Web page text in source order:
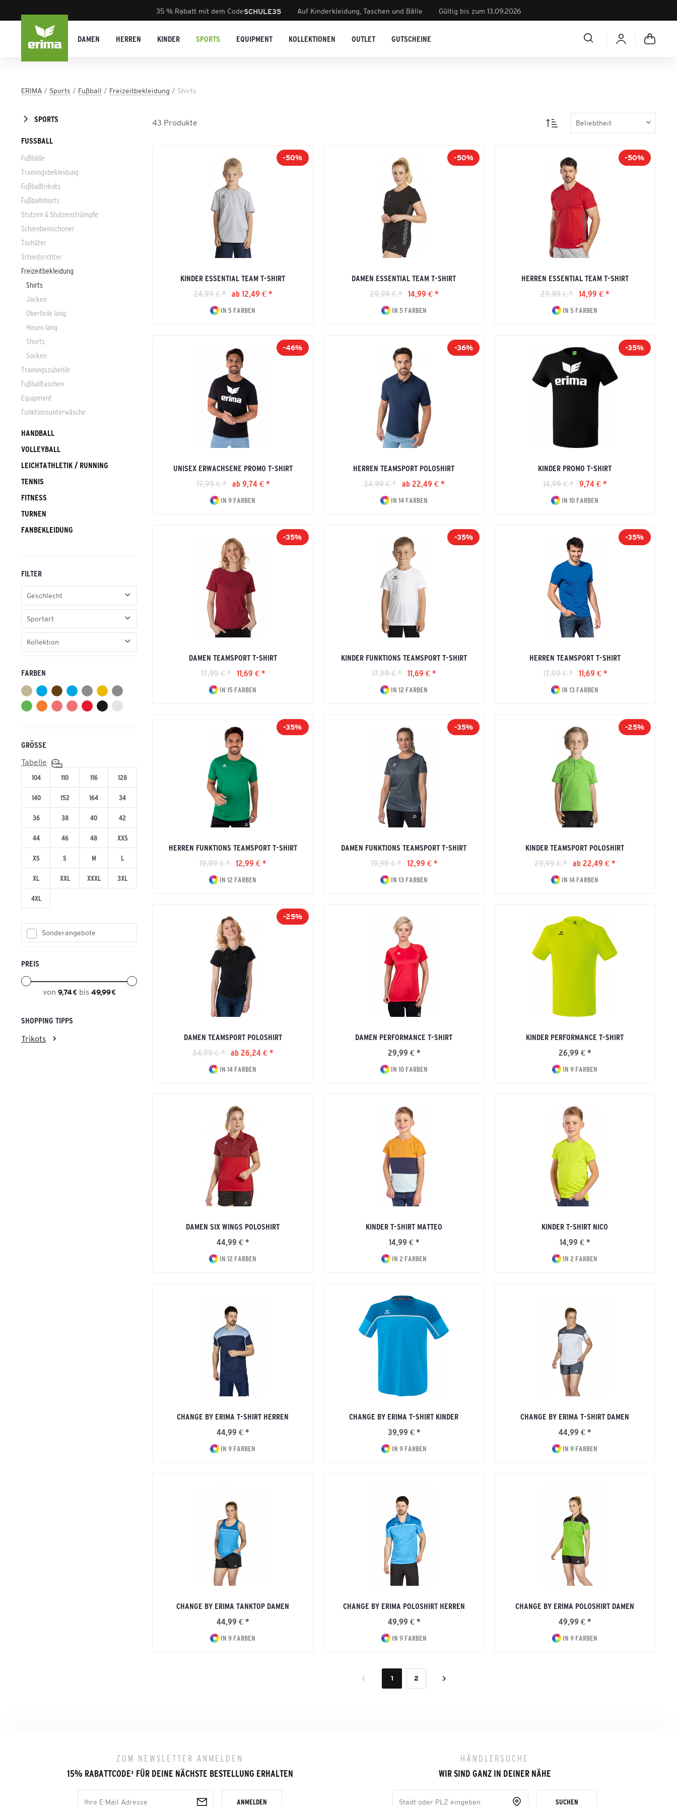
35 % Rabatt mit dem CodeSCHULE35 Auf Kinderkleidung, Taschen und Bälle Gültig bis zum 13.09.2026
DAMEN HERREN KINDER SPORTS EQUIPMENT KOLLEKTIONEN OUTLET GUTSCHEINE
ERIMA Sports Fußball Freizeitbekleidung Shirts
SPORTS
FUSSBALL
Fußbälle
Trainingsbekleidung
Fußballtrikots
Fußballshorts
Stutzen & Stutzenstrümpfe
Schienbeinschoner
Torhüter
Schiedsrichter
Freizeitbekleidung
Shirts
Jacken
Oberteile lang
Hosen lang
Shorts
Socken
Trainingszubehör
Fußballtaschen
Equipment
Funktionsunterwäsche
HANDBALL
VOLLEYBALL
LEICHTATHLETIK / RUNNING
TENNIS
FITNESS
TURNEN
FANBEKLEIDUNG
FILTER
Geschlecht
Erwachsene
Herren
Junge
Unisex Erwachsene
Sportart
Fußball
Leichtathletik
Running
Tennis
Kollektion
CHANGE by erima
CMPT 3 WINGS
Essential Team
Kinder Kollektion
Six Wings
Teamsport
FARBEN
GRÖSSE
Tabelle
104 110 116 128
140 152 164 34
36 38 40 42
44 46 48 XXS
XS S M L
XL XXL XXXL 3XL
4XL
Sonderangebote
PREIS
von 9,74 € bis 49,99 €
SHOPPING TIPPS
Trikots
43 Produkte
-50%
KINDER ESSENTIAL TEAM T-SHIRT
24,99 € *
ab 12,49 € *
IN 5 FARBEN
-50%
DAMEN ESSENTIAL TEAM T-SHIRT
29,99 € *
14,99 € *
IN 5 FARBEN
-50%
HERREN ESSENTIAL TEAM T-SHIRT
29,99 € *
14,99 € *
IN 5 FARBEN
-46%
UNISEX ERWACHSENE PROMO T-SHIRT
17,99 € *
ab 9,74 € *
IN 9 FARBEN
-36%
HERREN TEAMSPORT POLOSHIRT
34,99 € *
ab 22,49 € *
IN 14 FARBEN
-35%
KINDER PROMO T-SHIRT
14,99 € *
9,74 € *
IN 10 FARBEN
-35%
DAMEN TEAMSPORT T-SHIRT
17,99 € *
11,69 € *
IN 15 FARBEN
-35%
KINDER FUNKTIONS TEAMSPORT T-SHIRT
17,99 € *
11,69 € *
IN 12 FARBEN
-35%
HERREN TEAMSPORT T-SHIRT
17,99 € *
11,69 € *
IN 13 FARBEN
-35%
HERREN FUNKTIONS TEAMSPORT T-SHIRT
19,99 € *
12,99 € *
IN 12 FARBEN
-35%
DAMEN FUNKTIONS TEAMSPORT T-SHIRT
19,99 € *
12,99 € *
IN 13 FARBEN
-25%
KINDER TEAMSPORT POLOSHIRT
29,99 € *
ab 22,49 € *
IN 14 FARBEN
-25%
DAMEN TEAMSPORT POLOSHIRT
34,99 € *
ab 26,24 € *
IN 14 FARBEN
DAMEN PERFORMANCE T-SHIRT
29,99 € *
IN 10 FARBEN
KINDER PERFORMANCE T-SHIRT
26,99 € *
IN 9 FARBEN
DAMEN SIX WINGS POLOSHIRT
44,99 € *
IN 12 FARBEN
KINDER T-SHIRT MATTEO
14,99 € *
IN 2 FARBEN
KINDER T-SHIRT NICO
14,99 € *
IN 2 FARBEN
CHANGE BY ERIMA T-SHIRT HERREN
44,99 € *
IN 9 FARBEN
CHANGE BY ERIMA T-SHIRT KINDER
39,99 € *
IN 9 FARBEN
CHANGE BY ERIMA T-SHIRT DAMEN
44,99 € *
IN 9 FARBEN
CHANGE BY ERIMA TANKTOP DAMEN
44,99 € *
IN 9 FARBEN
CHANGE BY ERIMA POLOSHIRT HERREN
49,99 € *
IN 9 FARBEN
CHANGE BY ERIMA POLOSHIRT DAMEN
49,99 € *
IN 9 FARBEN
1 2
ZUM NEWSLETTER ANMELDEN
15% RABATTCODE¹FÜR DEINE NÄCHSTE BESTELLUNG ERHALTEN
ANMELDEN
HÄNDLERSUCHE
WIR SIND GANZ IN DEINER NÄHE
SUCHEN